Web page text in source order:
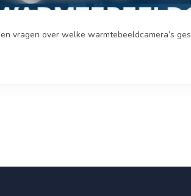
vragen over welke warmtebeeldcamera’s